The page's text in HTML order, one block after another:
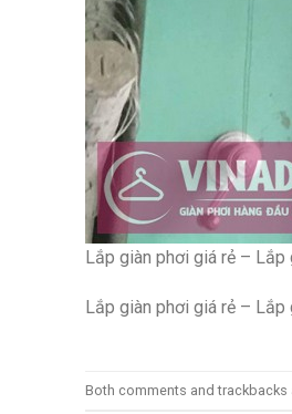
Lắp giàn phơi giá rẻ – Lắp
Lắp giàn phơi giá rẻ – Lắp
Both comments and trackbacks